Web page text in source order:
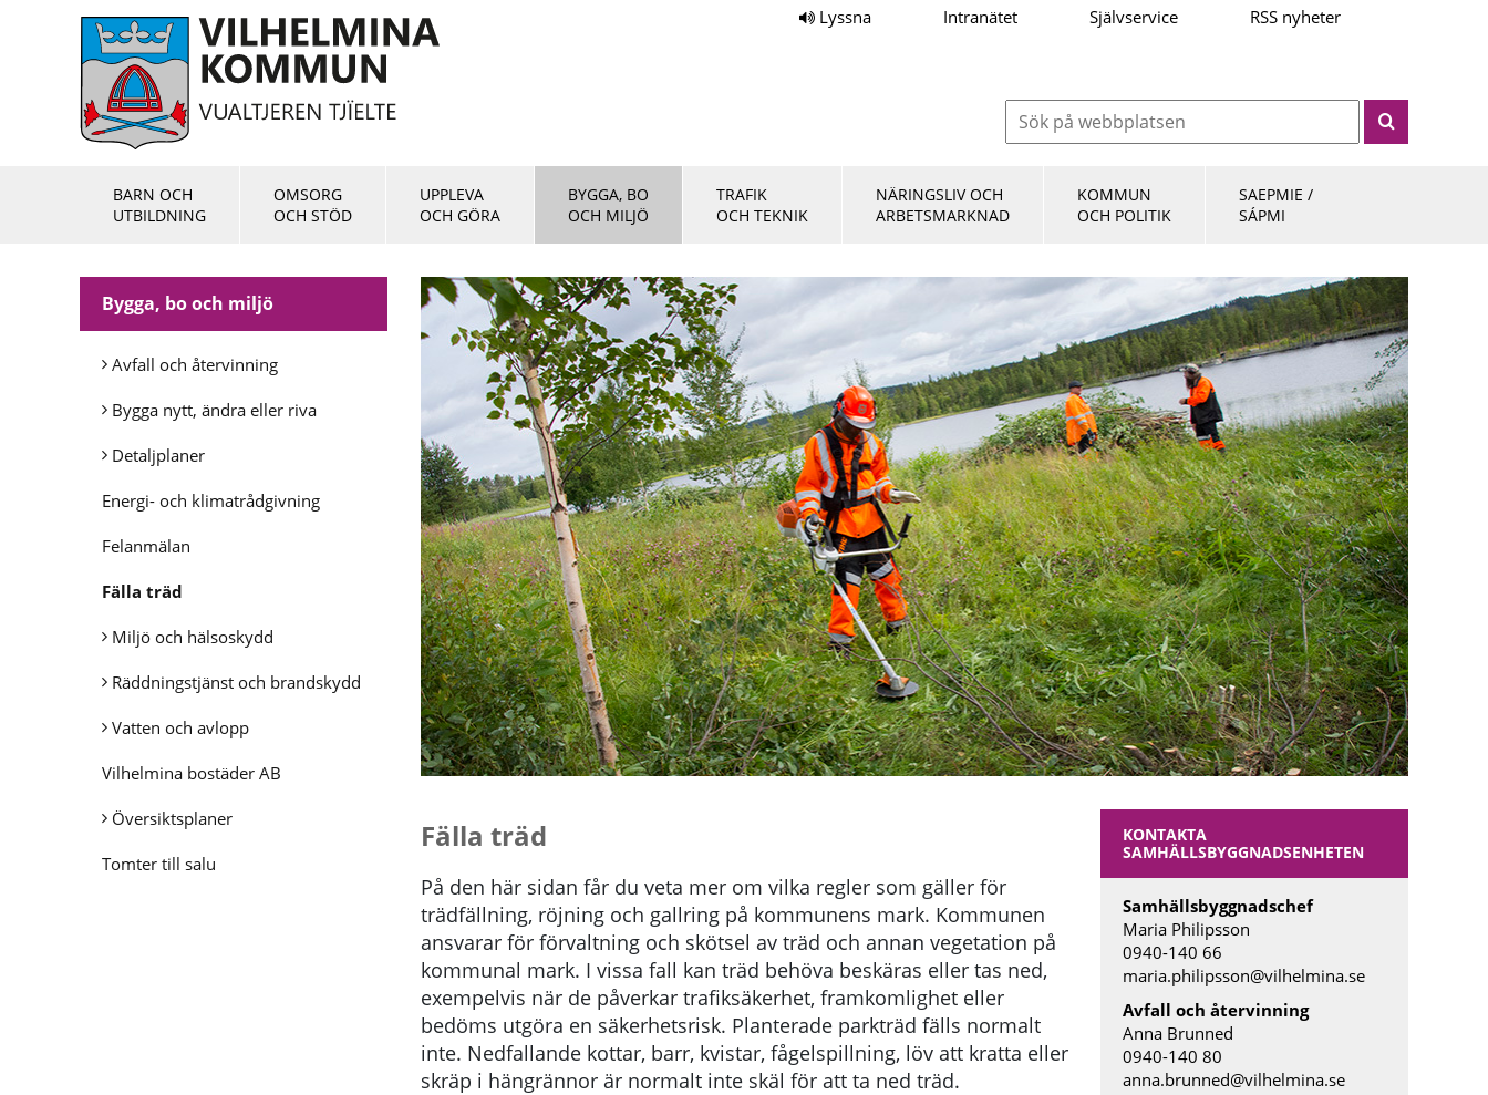
Lyssna Intranätet Självservice RSS nyheter
BARN OCH
UTBILDNING
OMSORG
OCH STÖD
UPPLEVA
OCH GÖRA
BYGGA, BO
OCH MILJÖ
TRAFIK
OCH TEKNIK
NÄRINGSLIV OCH
ARBETSMARKNAD
KOMMUN
OCH POLITIK
SAEPMIE /
SÁPMI
Bygga, bo och miljö
Avfall och återvinning
Bygga nytt, ändra eller riva
Detaljplaner
Energi- och klimatrådgivning
Felanmälan
Fälla träd
Miljö och hälsoskydd
Räddningstjänst och brandskydd
Vatten och avlopp
Vilhelmina bostäder AB
Översiktsplaner
Tomter till salu
Fälla träd
På den här sidan får du veta mer om vilka regler som gäller för
trädfällning, röjning och gallring på kommunens mark. Kommunen
ansvarar för förvaltning och skötsel av träd och annan vegetation på
kommunal mark. I vissa fall kan träd behöva beskäras eller tas ned,
exempelvis när de påverkar trafiksäkerhet, framkomlighet eller
bedöms utgöra en säkerhetsrisk. Planterade parkträd fälls normalt
inte. Nedfallande kottar, barr, kvistar, fågelspillning, löv att kratta eller
skräp i hängrännor är normalt inte skäl för att ta ned träd.
KONTAKTA
SAMHÄLLSBYGGNADSENHETEN
Samhällsbyggnadschef
Maria Philipsson
0940-140 66
maria.philipsson@vilhelmina.se
Avfall och återvinning
Anna Brunned
0940-140 80
anna.brunned@vilhelmina.se